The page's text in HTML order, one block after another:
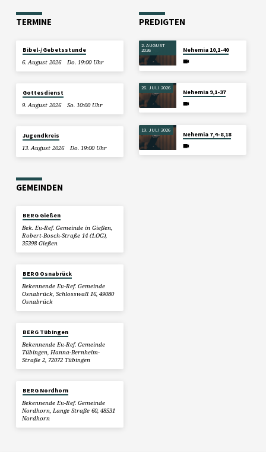
TERMINE
Bibel-/Gebetsstunde
6. August 2026
Do. 19:00 Uhr
Gottesdienst
9. August 2026
So. 10:00 Uhr
Jugendkreis
13. August 2026
Do. 19:00 Uhr
PREDIGTEN
2. AUGUST
2026 Nehemia 10,1-40
26. JULI 2026
Nehemia 9,1-37
19. JULI 2026
Nehemia 7,4–8,18
GEMEINDEN
BERG Gießen
Bek. Ev.-Ref. Gemeinde in Gießen,
Robert-Bosch-Straße 14 (1.OG),
35398 Gießen
BERG Osnabrück
Bekennende Ev.-Ref. Gemeinde
Osnabrück, Schlosswall 16, 49080
Osnabrück
BERG Tübingen
Bekennende Ev.-Ref. Gemeinde
Tübingen, Hanna-Bernheim-
Straße 2, 72072 Tübingen
BERG Nordhorn
Bekennende Ev.-Ref. Gemeinde
Nordhorn, Lange Straße 60, 48531
Nordhorn